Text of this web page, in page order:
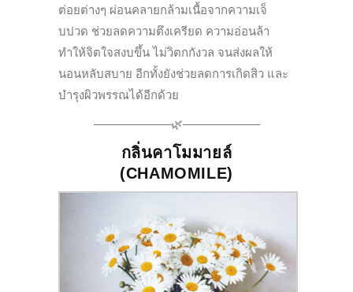
ต่อยต่างๆ ผ่อนคลายกล้ามเนื้อจากความเจ็
บปวด ช่วยลดความตึงเครียด ความอ่อนล้า
ทำให้จิตใจสงบขึ้น ไม่วิตกกังวล จนส่งผลให้
นอนหลับสบาย อีกทั้งยังช่วยลดการเกิดสิว และ
บำรุงผิวพรรณได้อีกด้วย
——————–🌿——————–
กลิ่นคาโมมายล์
(CHAMOMILE)